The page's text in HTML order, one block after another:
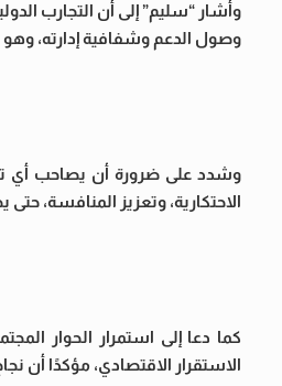
وأشار “سليم” إلى أن التجارب
وصول الدعم وشفافية إدارته،
وشدد على ضرورة أن يصاحب أي
الاحتكارية، وتعزيز المنافسة،
كما دعا إلى استمرار الحوار
الاستقرار الاقتصادي، مؤكدًا أن